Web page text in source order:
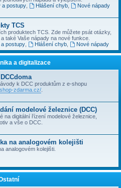
a postupy, Hlášení chyb,
Nové nápady
TCS
produktech TCS. Zde můžete psát otázky,
také Vaše nápady na nové funkce.
a postupy, Hlášení chyb, Nové nápady
a digitalizace
k DCC produktům z e-shopu
zdarma.cz/
modelové železnice (DCC)
na digitální řízení modelové železnice,
a vše o DCC.
na analogovém kolejišti
analogovém kolejišti.